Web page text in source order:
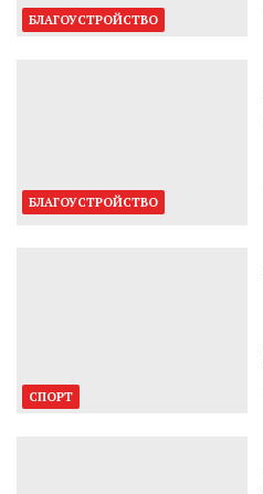
БЛАГОУСТРОЙСТВО
БЛАГОУСТРОЙСТВО
СПОРТ